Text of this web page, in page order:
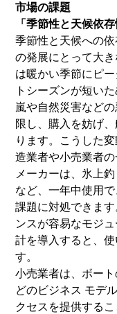
市場の課題
「季節性と天候依存
季節性と天候への
の発展にとって大
は暖かい季節にピ
トシーズンが短い
嵐や自然災害など
限し、購入を妨げ
ります。こうした
造業者や小売業者の
メーカーは、氷上
など、一年中使用
課題に対処できま
ンスが容易なモジ
計を導入すると、
す。
小売業者は、ボー
どのビジネス モデ
クセスを提供する